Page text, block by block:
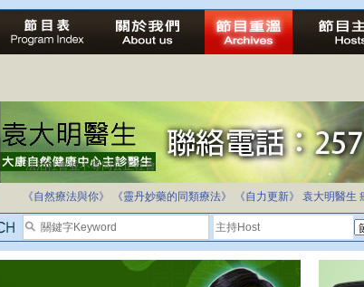
法治社會並不等同公正社會
自家教育合法化-推動多元化教育，全民學卷制
《自然療法與你》
《靈丹妙藥的同類療法》 《自力更新》 袁大明醫生